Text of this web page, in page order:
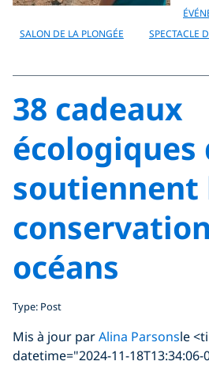
SALON DE LA PLONGÉE
SPECTACLE
38 cadeaux
écologiques
soutiennent
océans
Type: Post
Mis à jour parAlina Parsonsle
datetime="2024-11-